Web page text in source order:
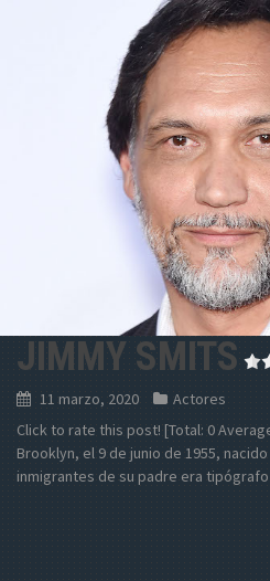
JIMMY SMITS
11 marzo, 2020
Actores
Click to rate this post! [Total: 0
Brooklyn, el 9 de junio de 1955,
inmigrantes de su padre era